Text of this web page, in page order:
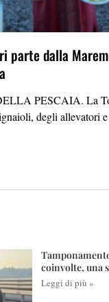
parte dalla
PESCAIA. La
degli allevatori e
coinvolte, una
Leggi di più »